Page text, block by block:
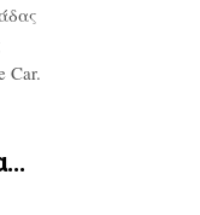
Car.